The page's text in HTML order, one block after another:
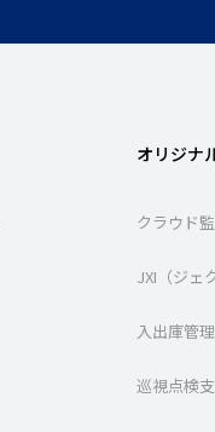
オリジナ
クラウド
JXI（ジェ
入出庫管
巡視点検